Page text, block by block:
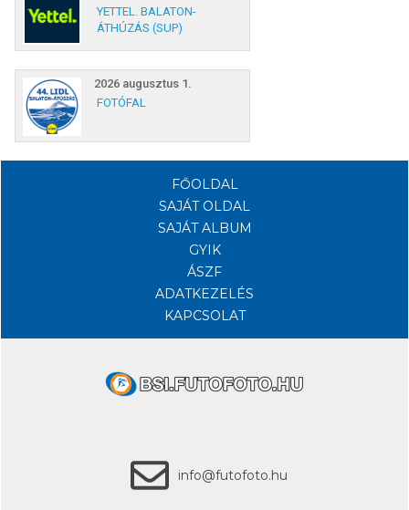
YETTEL. BALATON-
ÁTHÚZÁS (SUP)
2026 augusztus 1.
FOTÓFAL
FŐOLDAL
SAJÁT OLDAL
SAJÁT ALBUM
GYIK
ÁSZF
ADATKEZELÉS
KAPCSOLAT
info@futofoto.hu